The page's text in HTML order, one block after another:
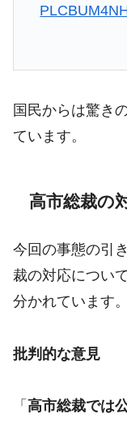
国民からは驚き
ています。
高市総裁の
今回の事態の引
裁の対応につい
分かれています。
批判的な意見
「 高市総裁では